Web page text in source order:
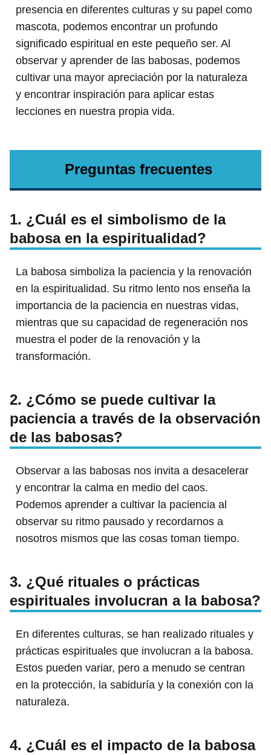
presencia en diferentes culturas y su papel como
mascota, podemos encontrar un profundo
significado espiritual en este pequeño ser. Al
observar y aprender de las babosas, podemos
cultivar una mayor apreciación por la naturaleza
y encontrar inspiración para aplicar estas
lecciones en nuestra propia vida.
Preguntas frecuentes
1. ¿Cuál es el simbolismo de la
babosa en la espiritualidad?
La babosa simboliza la paciencia y la renovación
en la espiritualidad. Su ritmo lento nos enseña la
importancia de la paciencia en nuestras vidas,
mientras que su capacidad de regeneración nos
muestra el poder de la renovación y la
transformación.
2. ¿Cómo se puede cultivar la
paciencia a través de la observación
de las babosas?
Observar a las babosas nos invita a desacelerar
y encontrar la calma en medio del caos.
Podemos aprender a cultivar la paciencia al
observar su ritmo pausado y recordarnos a
nosotros mismos que las cosas toman tiempo.
3. ¿Qué rituales o prácticas
espirituales involucran a la babosa?
En diferentes culturas, se han realizado rituales y
prácticas espirituales que involucran a la babosa.
Estos pueden variar, pero a menudo se centran
en la protección, la sabiduría y la conexión con la
naturaleza.
4. ¿Cuál es el impacto de la babosa